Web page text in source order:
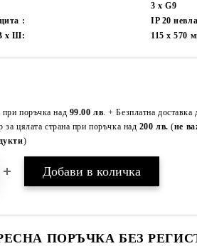
3 x G9
:
IP 20
х Ш:
115 x 570
при поръчка над 99.00 лв. + Безплатна доставка
за цялата страна при поръчка над 200 лв.(не
)
ПОРЪЧКА БЕЗ